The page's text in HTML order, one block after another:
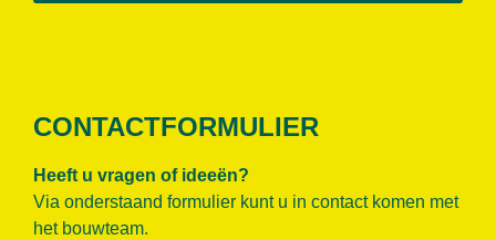
CONTACTFORMULIER
Heeft u vragen of ideeën?
Via onderstaand formulier kunt u in contact komen met
het bouwteam.